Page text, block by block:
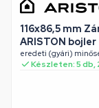
116x86,5 mm
ARISTON bojler
eredeti (gyári)
Készleten: 5